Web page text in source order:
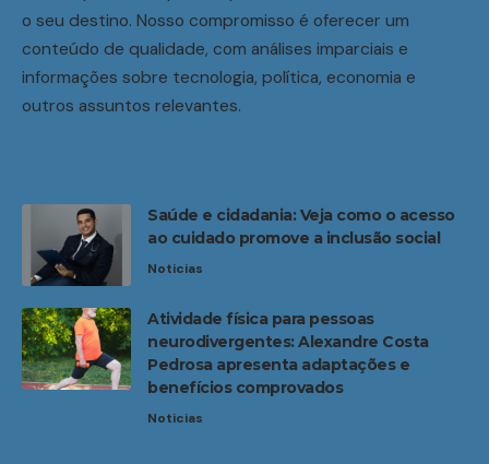
o seu destino. Nosso compromisso é oferecer um
conteúdo de qualidade, com análises imparciais e
informações sobre tecnologia, política, economia e
outros assuntos relevantes.
Saúde e cidadania: Veja como o acesso
ao cuidado promove a inclusão social
Noticias
Atividade física para pessoas
neurodivergentes: Alexandre Costa
Pedrosa apresenta adaptações e
benefícios comprovados
Noticias